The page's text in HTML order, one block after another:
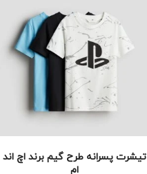
تیشرت پسرانه طرح گیم برند اچ اند
ام